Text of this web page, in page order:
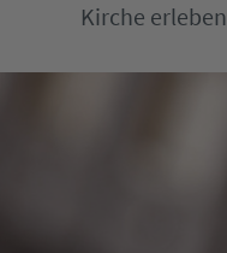
Kirche erleben